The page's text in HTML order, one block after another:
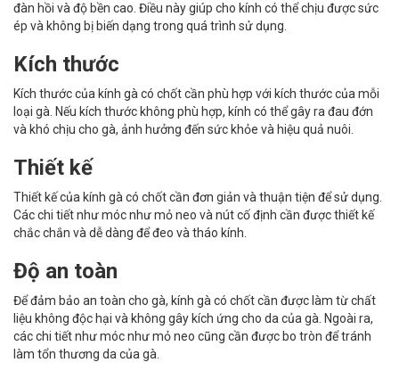
đàn hồi và độ bền cao. Điều này giúp cho kính có thể chịu được sức
ép và không bị biến dạng trong quá trình sử dụng.
Kích thước
Kích thước của kính gà có chốt cần phù hợp với kích thước của mỗi
loại gà. Nếu kích thước không phù hợp, kính có thể gây ra đau đớn
và khó chịu cho gà, ảnh hưởng đến sức khỏe và hiệu quả nuôi.
Thiết kế
Thiết kế của kính gà có chốt cần đơn giản và thuận tiện để sử dụng.
Các chi tiết như móc như mỏ neo và nút cố định cần được thiết kế
chắc chắn và dễ dàng để đeo và tháo kính.
Độ an toàn
Để đảm bảo an toàn cho gà, kính gà có chốt cần được làm từ chất
liệu không độc hại và không gây kích ứng cho da của gà. Ngoài ra,
các chi tiết như móc như mỏ neo cũng cần được bo tròn để tránh
làm tổn thương da của gà.